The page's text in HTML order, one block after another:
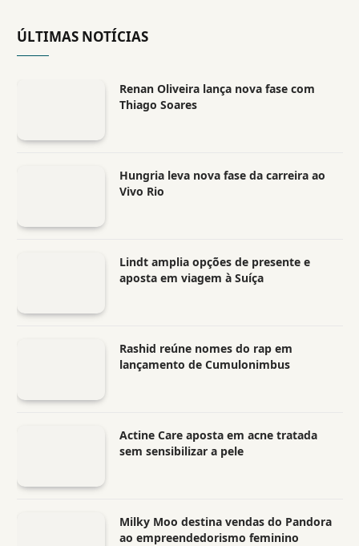
ÚLTIMAS NOTÍCIAS
Renan Oliveira lança nova fase com
Thiago Soares
Hungria leva nova fase da carreira ao
Vivo Rio
Lindt amplia opções de presente e
aposta em viagem à Suíça
Rashid reúne nomes do rap em
lançamento de Cumulonimbus
Actine Care aposta em acne tratada
sem sensibilizar a pele
Milky Moo destina vendas do Pandora
ao empreendedorismo feminino